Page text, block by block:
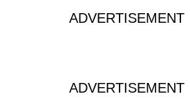
ADVERTISEMENT
ADVERTISEMENT